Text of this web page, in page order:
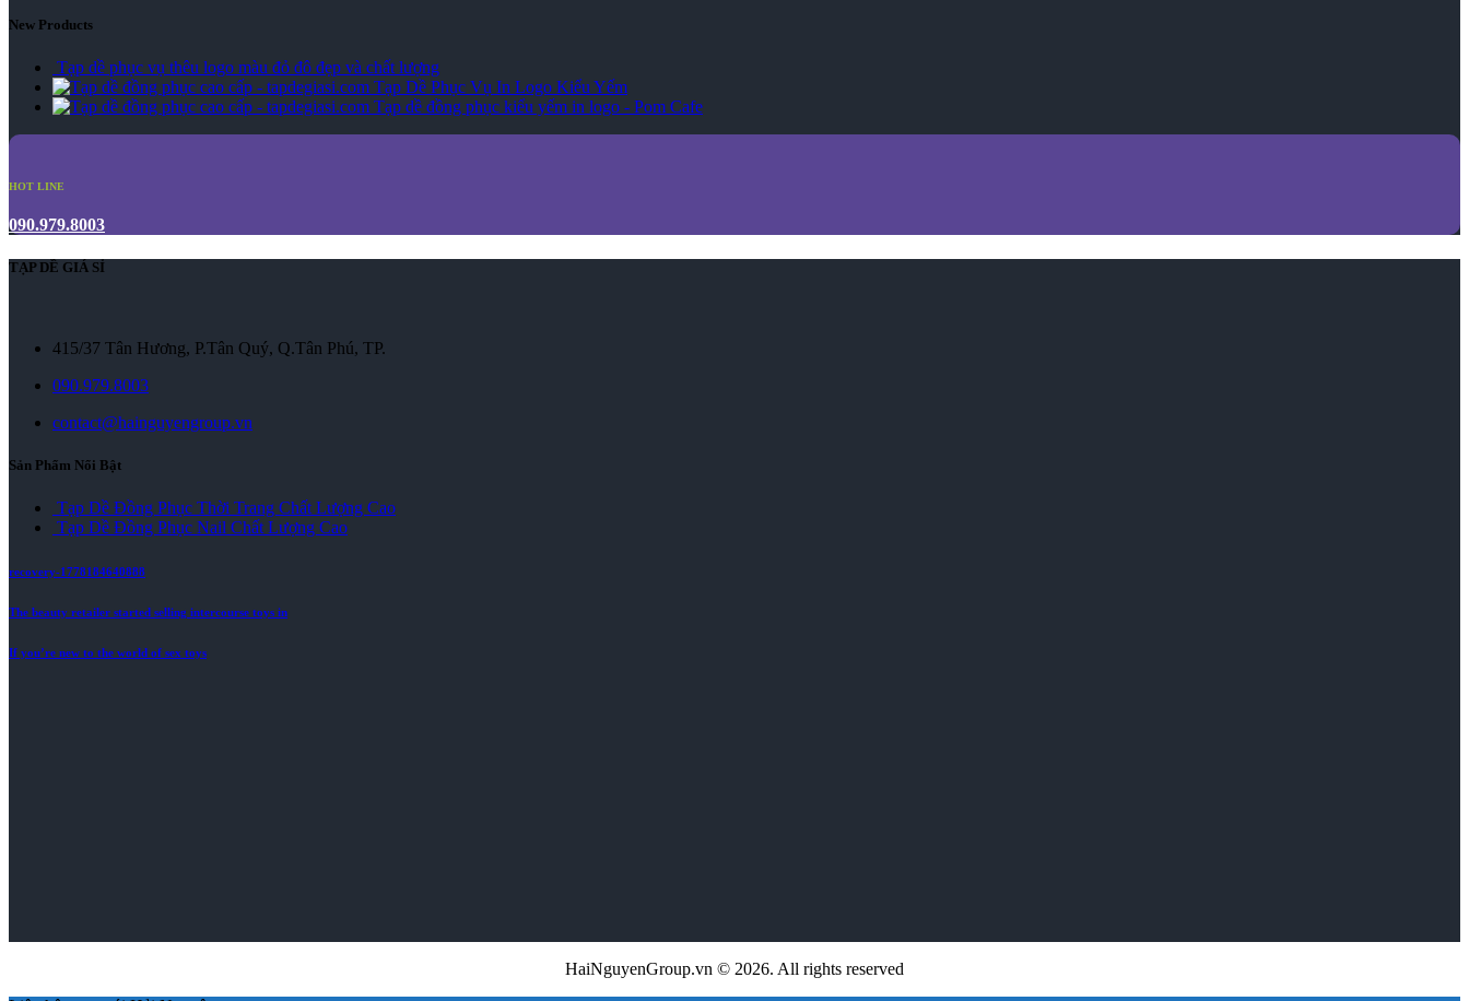
New Products
Tạp dề phục vụ thêu logo màu đỏ đô đẹp và chất lượng
Tạp Dề Phục Vụ In Logo Kiểu Yếm
Tạp dề đồng phục kiểu yếm in logo - Pom Cafe
HOT LINE
090.979.8003
TẠP DỀ GIÁ SỈ
415/37 Tân Hương, P.Tân Quý, Q.Tân Phú, TP.
090.979.8003
contact@hainguyengroup.vn
Sản Phẩm Nổi Bật
Tạp Dề Đồng Phục Thời Trang Chất Lượng Cao
Tạp Dề Đồng Phục Nail Chất Lượng Cao
recovery-1778184640888
The beauty retailer started selling intercourse toys in
If you’re new to the world of sex toys
HaiNguyenGroup.vn © 2026. All rights reserved